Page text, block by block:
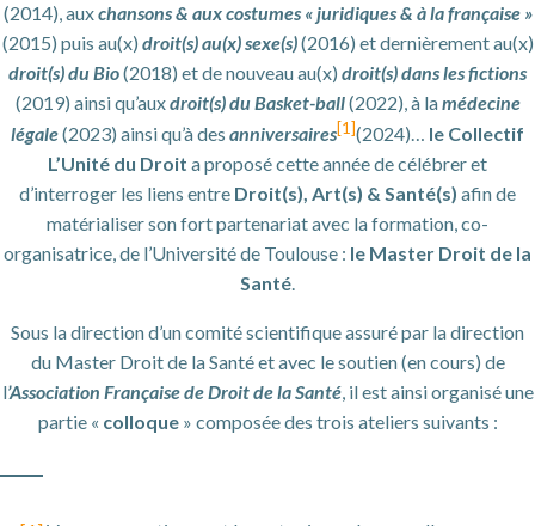
(2014), auxchansons & aux costumes « juridiques & à la française »
(2015) puis au(x) droit(s) au(x) sexe(s)(2016) et dernièrement au(x)
droit(s) du Bio(2018) et de nouveau au(x) droit(s) dans les fictions
(2019) ainsi qu’auxdroit(s) du Basket-ball(2022), à lamédecine
légale(2023) ainsi qu’à des anniversaires[1](2024)… le Collectif
L’Unité du Droit a proposé cette année de célébrer et
d’interroger les liens entre Droit(s), Art(s) & Santé(s) afin de
matérialiser son fort partenariat avec la formation, co-
organisatrice, de l’Université de Toulouse : le Master Droit de la
Santé.
Sous la direction d’un comité scientifique assuré par la direction
du Master Droit de la Santé et avec le soutien (en cours) de
l’Association Française de Droit de la Santé, il est ainsi organisé une
partie « colloque» composée des trois ateliers suivants :